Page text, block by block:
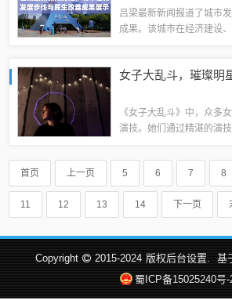
吕梁最新新闻报道了城市
成果。该城市在经济建设
生，通过实施一系列政策
女子大乱斗，璀璨明
《女子大乱斗》中，众多
演技。她们通过精湛的演
片增添了光彩，展现了女
数在100-200字之间。剧情
首页 上一页 5 6 7 8
11 12 13 14 下一页
Copyright 2015-2024 版权后台设置. 基
蜀ICP备15025240号-